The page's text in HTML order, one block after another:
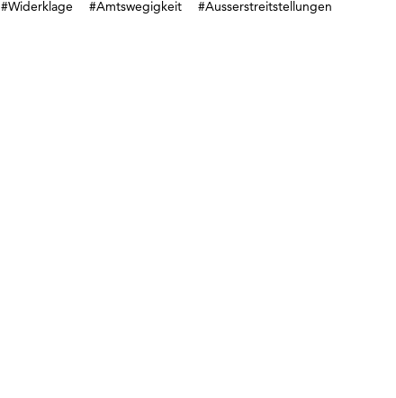
#Widerklage
#Amtswegigkeit #Ausserstreitstellungen